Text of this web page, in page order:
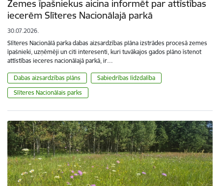
Zemes īpašniekus aicina informēt par attīstības
iecerēm Slīteres Nacionālajā parkā
30.07.2026.
Slīteres Nacionālā parka dabas aizsardzības plāna izstrādes procesā zemes
īpašnieki, uzņēmēji un citi interesenti, kuri tuvākajos gados plāno īstenot
attīstības ieceres nacionālajā parkā, ir…
Dabas aizsardzības plāns
Sabiedrības līdzdalība
Slīteres Nacionālais parks